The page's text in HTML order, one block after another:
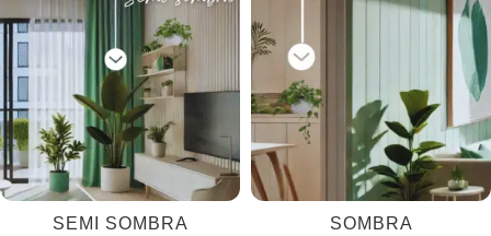
SEMI SOMBRA SOMBRA